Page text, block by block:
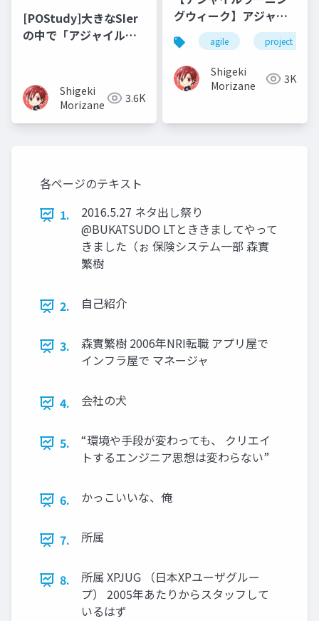
[POStudy]大きなSIer
の中で「アジャイルな
Shigeki
Morizane
3.6K
グウィーク】アジャイ
ル型プロジェクトのた
めのアダプティブプロ
ジェクトマネジメント
agile project
Shigeki
Morizane
3K
各ページのテキスト
1.
2016.5.27 ネタ出し祭り
@BUKATSUDO LTとききましてやって
きました（ぉ 保険システム一部 森實
繁樹
2. 自己紹介
3.
森實繁樹 2006年NRI転職 アプリ屋で
インフラ屋で マネージャ
4. 会社の犬
5.
“環境や手段が変わっても、 クリエイ
トするエンジニア思想は変わらない”
6. かっこいいな、俺
7. 所属
8.
所属 XPJUG （日本XPユーザグルー
プ） 2005年あたりからスタッフして
いるはず